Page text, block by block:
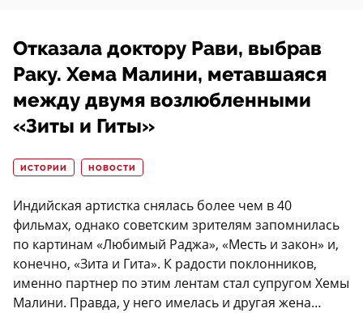
Отказала доктору Рави, выбрав
Раку. Хема Малини, метавшаяся
между двумя возлюбленными
«Зиты и Гиты»
ИСТОРИИ НОВОСТИ
Индийская артистка снялась более чем в 40
фильмах, однако советским зрителям запомнилась
по картинам «Любимый Раджа», «Месть и закон» и,
конечно, «Зита и Гита». К радости поклонников,
именно партнер по этим лентам стал супругом Хемы
Малини. Правда, у него имелась и другая жена…